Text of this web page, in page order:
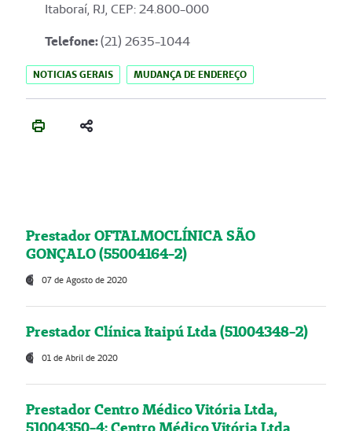
Itaboraí, RJ, CEP: 24.800-000
Telefone:(21) 2635-1044
NOTICIAS GERAIS MUDANÇA DE ENDEREÇO
Prestador OFTALMOCLÍNICA SÃO
GONÇALO (55004164-2)
07 de Agosto de 2020
Prestador Clínica Itaipú Ltda (51004348-2)
01 de Abril de 2020
Prestador Centro Médico Vitória Ltda,
51004350-4: Centro Médico Vitória Ltda